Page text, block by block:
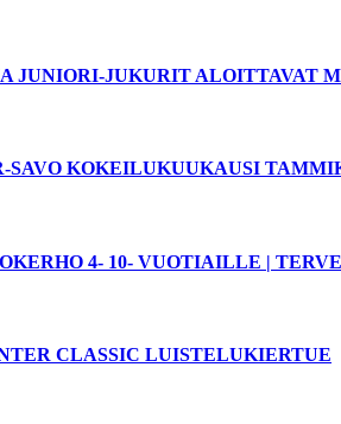
JUNIORI-JUKURIT ALOITTAVAT
SAVO KOKEILUKUUKAUSI
4- 10- VUOTIAILLE |
CLASSIC LUISTELUKIERTUE